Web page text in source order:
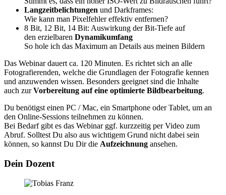
Langzeitbelichtungen und Darkframes:
Wie kann man Pixelfehler effektiv entfernen?
8 Bit, 12 Bit, 14 Bit: Auswirkung der Bit-Tiefe auf
den erzielbaren Dynamikumfang
So hole ich das Maximum an Details aus meinen Bildern
Das Webinar dauert ca. 120 Minuten. Es richtet sich an alle
Fotografierenden, welche die Grundlagen der Fotografie kennen
und anzuwenden wissen. Besonders geeignet sind die Inhalte
auch zurVorbereitung auf eine optimierte Bildbearbeitung.
Du benötigst einen PC / Mac, ein Smartphone oder Tablet, um an
den Online-Sessions teilnehmen zu können.
Bei Bedarf gibt es das Webinar ggf. kurzzeitig per Video zum
Abruf. Solltest Du also aus wichtigem Grund nicht dabei sein
können, so kannst Du Dir die Aufzeichnung ansehen.
Dein Dozent